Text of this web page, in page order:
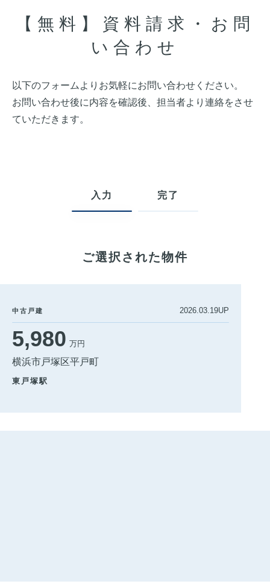
【無料】資料請求・お問
い合わせ
以下のフォームよりお気軽にお問い合わせください。
お問い合わせ後に内容を確認後、担当者より連絡をさせ
ていただきます。
入力 完了
ご選択された物件
中古戸建 2026.03.19UP
5,980 万円
横浜市戸塚区平戸町
東戸塚駅